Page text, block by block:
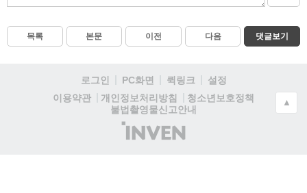
목록 본문 이전 다음 댓글보기
로그인 PC화면 퀵링크
설정
이용약관
개인정보처리방침
청소년보호정책
불법촬영물신고안내
(주)
인
▲